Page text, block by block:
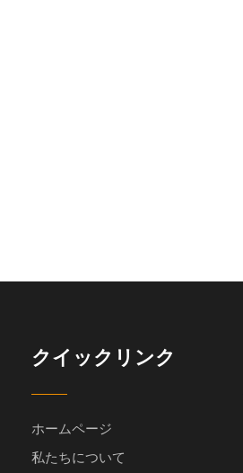
クイックリンク
ホームページ
私たちについて